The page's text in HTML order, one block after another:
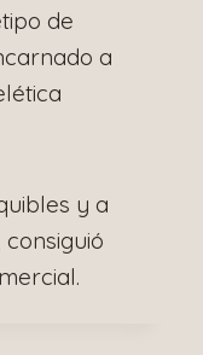
de
a
y a